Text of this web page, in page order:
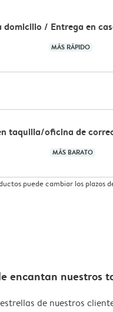
domicilio / Entrega en
MÁS RÁPIDO
taquilla/oficina de
MÁS BARATO
puede cambiar los plazos
encantan nuestros
de nuestros